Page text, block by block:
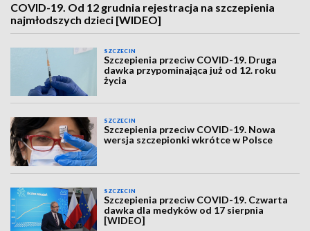
COVID-19. Od 12 grudnia rejestracja na szczepienia
najmłodszych dzieci [WIDEO]
SZCZECIN
Szczepienia przeciw COVID-19. Druga
dawka przypominająca już od 12. roku
życia
SZCZECIN
Szczepienia przeciw COVID-19. Nowa
wersja szczepionki wkrótce w Polsce
SZCZECIN
Szczepienia przeciw COVID-19. Czwarta
dawka dla medyków od 17 sierpnia
[WIDEO]